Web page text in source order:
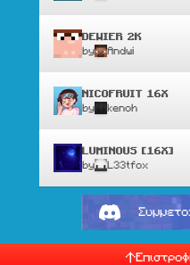
DEWIER 2K
by Andwi
NICOFRUIT 16X
by kenoh
LUMINOUS [16X]
by L33tfox